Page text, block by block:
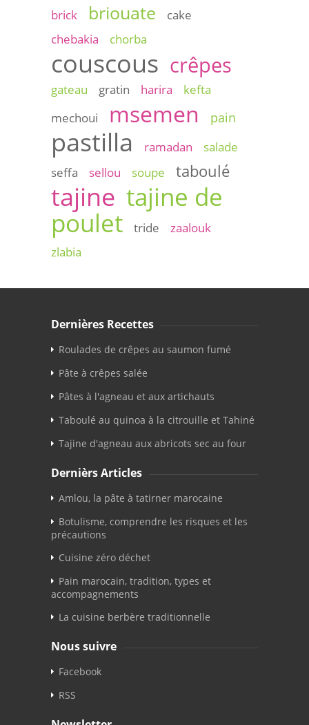
brick
briouate
cake
chebakia
chorba
couscous crêpes
gateau gratin harira
kefta
mechoui
msemen pain
pastilla ramadan
salade
seffa
sellou soupe taboulé
tajine tajine de
poulet
tride
zaalouk
zlabia
Dernières Recettes
Roulades de crêpes au saumon fumé
Pâte à crêpes salée
Pâtes à l'agneau et aux artichauts
Taboulé au quinoa à la citrouille et Tahiné
Tajine d'agneau aux abricots sec au four
Dernièrs Articles
Amlou, la pâte à tatirner marocaine
Botulisme, comprendre les risques et les
précautions
Cuisine zéro déchet
Pain marocain, tradition, types et
accompagnements
La cuisine berbère traditionnelle
Nous suivre
Facebook
RSS